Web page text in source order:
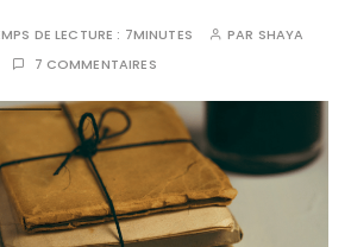
DE LECTURE : 7MINUTES PAR SHAYA
7 COMMENTAIRES